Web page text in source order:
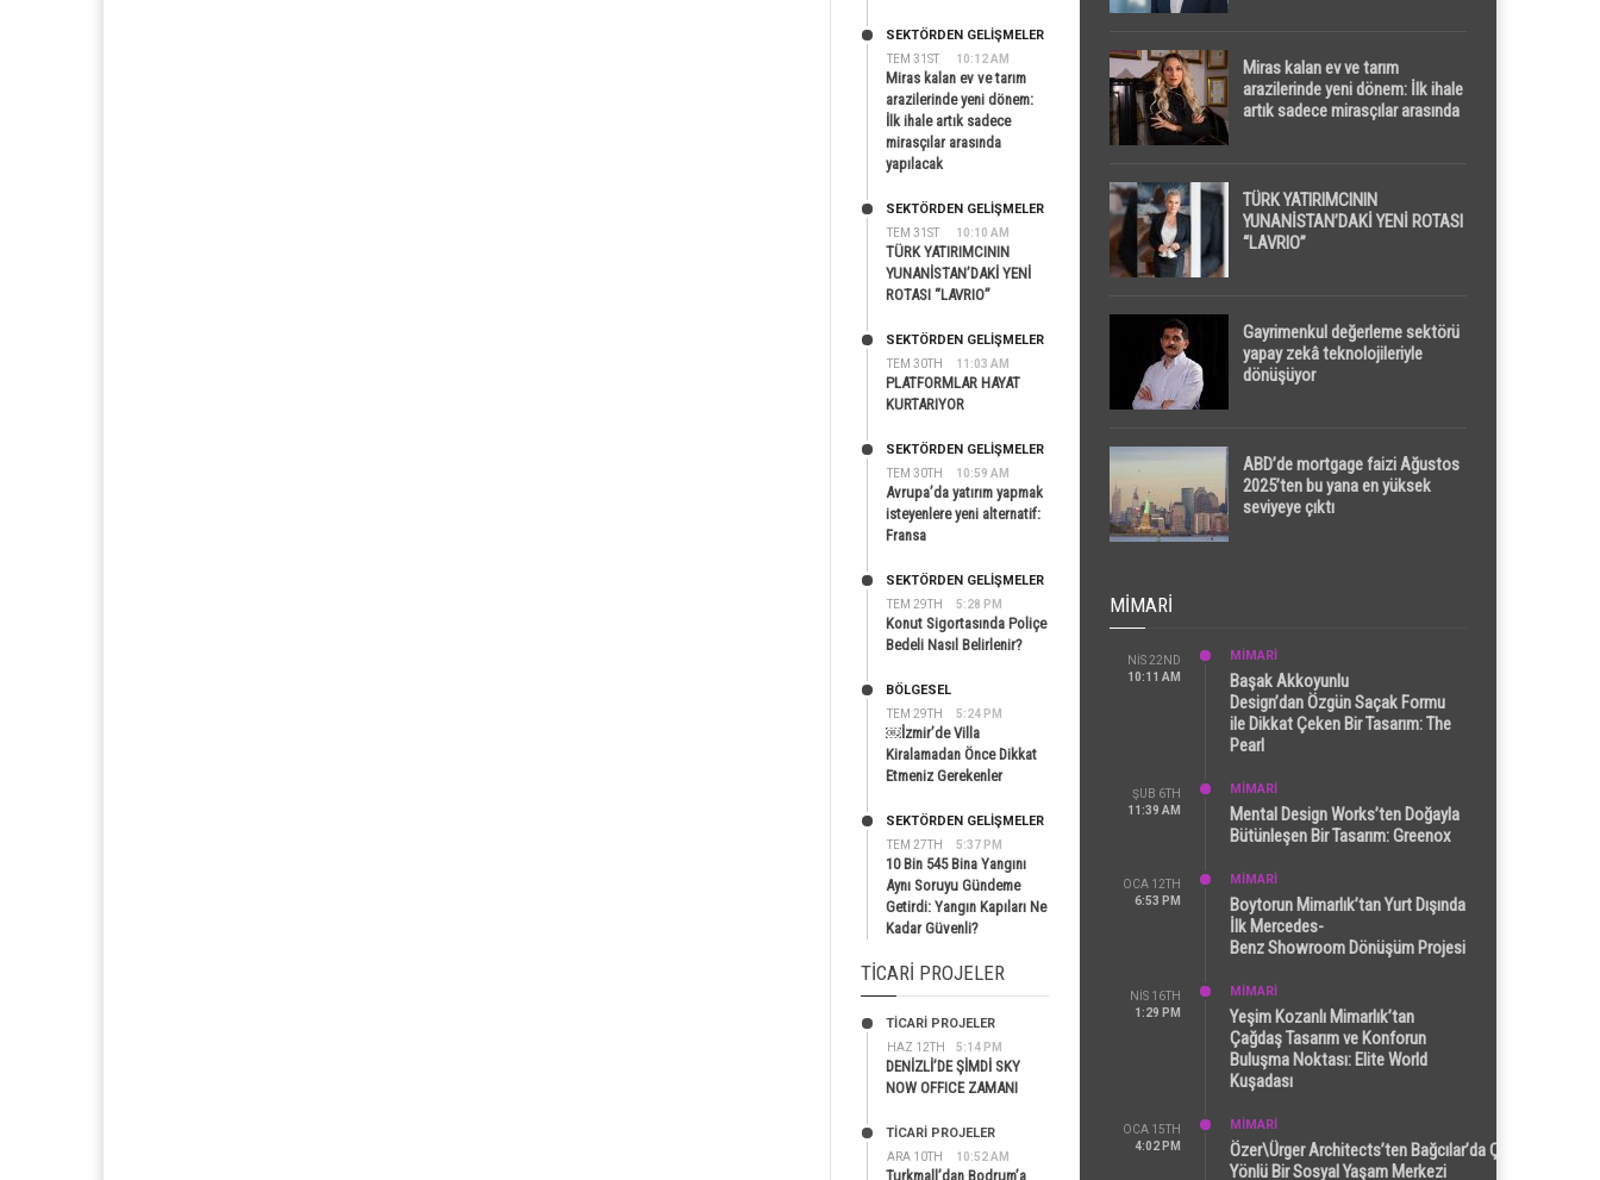
TEM 31ST 10:12 AM
SEKTÖRDEN GELIŞMELER
Miras kalan ev ve tarım
arazilerinde yeni dönem:
İlk ihale artık sadece
mirasçılar arasında
yapılacak
TEM 31ST 10:10 AM
SEKTÖRDEN GELIŞMELER
TÜRK YATIRIMCININ
YUNANİSTAN’DAKİ YENİ
ROTASI “LAVRIO”
TEM 30TH 11:03 AM
SEKTÖRDEN GELIŞMELER
PLATFORMLAR HAYAT
KURTARIYOR
TEM 30TH 10:59 AM
SEKTÖRDEN GELIŞMELER
Avrupa’da yatırım yapmak
isteyenlere yeni alternatif:
Fransa
TEM 29TH 5:28 PM
SEKTÖRDEN GELIŞMELER
Konut Sigortasında Poliçe
Bedeli Nasıl Belirlenir?
TEM 29TH 5:24 PM
BÖLGESEL
￼İzmir’de Villa
Kiralamadan Önce Dikkat
Etmeniz Gerekenler
TEM 27TH 5:37 PM
SEKTÖRDEN GELIŞMELER
10 Bin 545 Bina Yangını
Aynı Soruyu Gündeme
Getirdi: Yangın Kapıları Ne
Kadar Güvenli?
TICARI PROJELER
HAZ 12TH 5:14 PM
TİCARİ PROJELER
DENİZLİ’DE ŞİMDİ SKY
NOW OFFICE ZAMANI
ARA 10TH 10:52 AM
TİCARİ PROJELER
Turkmall’dan Bodrum’a
Miras kalan ev ve tarım
arazilerinde yeni dönem: İlk ihale
artık sadece mirasçılar arasında
TÜRK YATIRIMCININ
YUNANİSTAN’DAKİ YENİ ROTASI
“LAVRIO”
Gayrimenkul değerleme sektörü
yapay zekâ teknolojileriyle
dönüşüyor
ABD’de mortgage faizi Ağustos
2025’ten bu yana en yüksek
seviyeye çıktı
MIMARI
NIS 22ND
10:11 AM
MİMARİ
Başak Akkoyunlu
Design’dan Özgün Saçak Formu
ile Dikkat Çeken Bir Tasarım: The
Pearl
ŞUB 6TH
11:39 AM
MİMARİ
Mental Design Works’ten Doğayla
Bütünleşen Bir Tasarım: Greenox
OCA 12TH
6:53 PM
MİMARİ
Boytorun Mimarlık’tan Yurt Dışında
İlk Mercedes-
Benz Showroom Dönüşüm Projesi
NIS 16TH
1:29 PM
MİMARİ
Yeşim Kozanlı Mimarlık’tan
Çağdaş Tasarım ve Konforun
Buluşma Noktası: Elite World
Kuşadası
OCA 15TH
4:02 PM
MİMARİ
Özer\Ürger Architects’ten Bağcılar’da Çok
Yönlü Bir Sosyal Yaşam Merkezi